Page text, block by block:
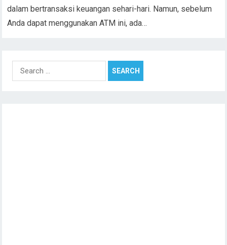
dalam bertransaksi keuangan sehari-hari. Namun, sebelum
Anda dapat menggunakan ATM ini, ada…
Search
for: